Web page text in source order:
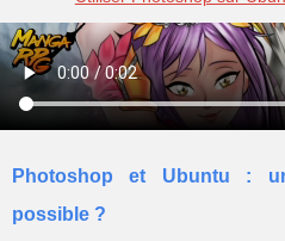
Photoshop et Ubuntu :
possible ?